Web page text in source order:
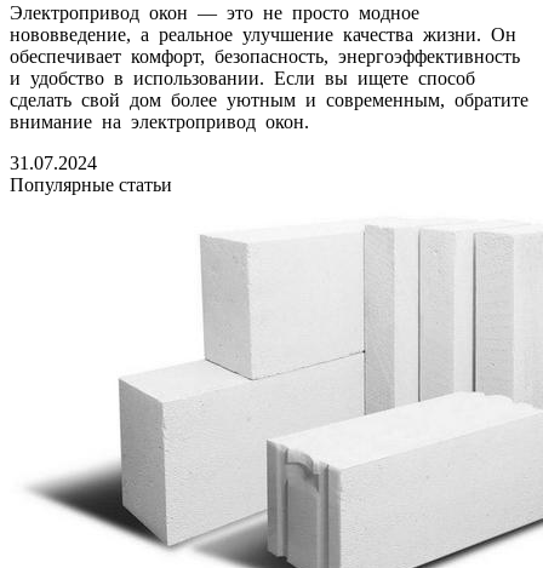
Электропривод окон — это не просто модное
нововведение, а реальное улучшение качества жизни. Он
обеспечивает комфорт, безопасность, энергоэффективность
и удобство в использовании. Если вы ищете способ
сделать свой дом более уютным и современным, обратите
внимание на электропривод окон.
31.07.2024
Популярные статьи